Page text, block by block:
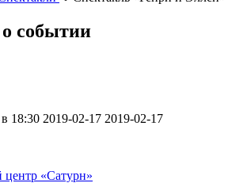
событии
18:30 2019-02-17 2019-02-17
центр «Сатурн»